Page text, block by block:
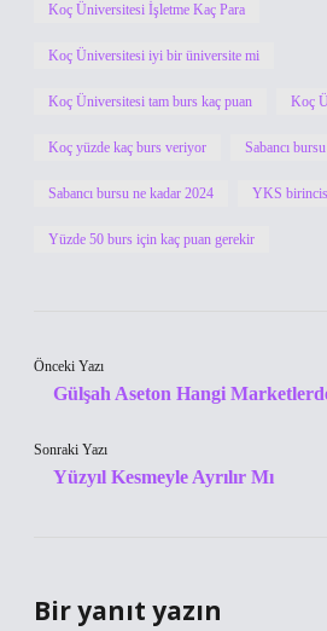
Koç Üniversitesi İşletme Kaç Para
Koç Üniversitesi iyi bir üniversite mi
Koç Üniversitesi tam burs kaç puan Koç
Koç yüzde kaç burs veriyor Sabancı
Sabancı bursu ne kadar 2024 YKS
Yüzde 50 burs için kaç puan gerekir
Önceki Yazı
Gülşah Aseton Hangi
Sonraki Yazı
Yüzyıl Kesmeyle Ayrılır Mı
Bir yanıt yazın